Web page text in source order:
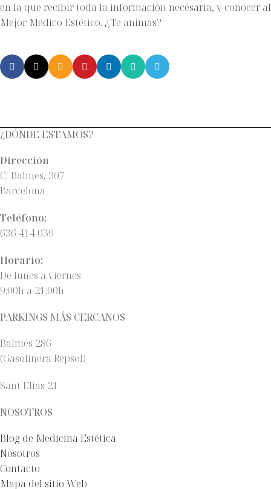
en la que recibir toda la información necesaria, y conocer al
Mejor Médico Estético. ¿Te animas?
¿DÓNDE ESTAMOS?
Dirección
C/ Balmes, 307
Barcelona
Teléfono:
636 414 039
Horario:
De lunes a viernes
9:00h a 21:00h
PARKINGS MÁS CERCANOS
Balmes 286
(Gasolinera Repsol)
Sant Elias 21
NOSOTROS
Blog de Medicina Estética
Nosotros
Contacto
Mapa del sitio Web